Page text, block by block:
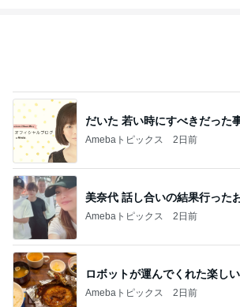
だいた 若い時にすべきだった
Amebaトピックス 2日前
美奈代 話し合いの結果行った
Amebaトピックス 2日前
ロボットが運んでくれた楽し
Amebaトピックス 2日前